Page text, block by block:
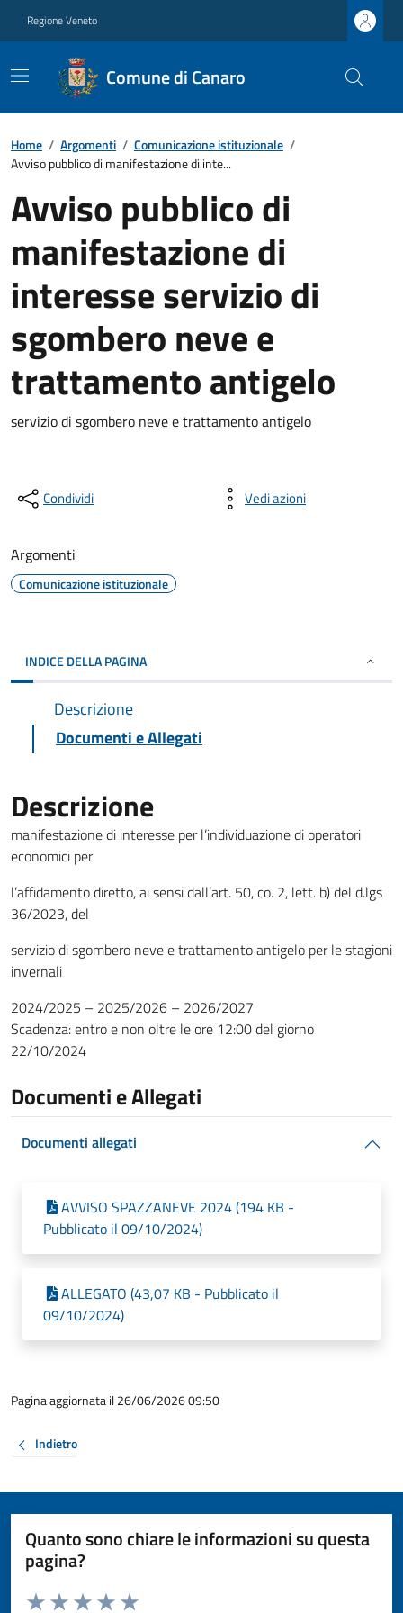
Regione Veneto
Comune di Canaro
Home / Argomenti / Comunicazione istituzionale /
Avviso pubblico di manifestazione di inte...
Avviso pubblico di
manifestazione di
interesse servizio di
sgombero neve e
trattamento antigelo
servizio di sgombero neve e trattamento antigelo
Condividi Vedi azioni
Argomenti
Comunicazione istituzionale
INDICE DELLA PAGINA
Descrizione
Documenti e Allegati
Descrizione
manifestazione di interesse per l’individuazione di operatori
economici per
l’affidamento diretto, ai sensi dall’art. 50, co. 2, lett. b) del d.lgs
36/2023, del
servizio di sgombero neve e trattamento antigelo per le stagioni
invernali
2024/2025 – 2025/2026 – 2026/2027
Scadenza: entro e non oltre le ore 12:00 del giorno
22/10/2024
Documenti e Allegati
Documenti allegati
AVVISO SPAZZANEVE 2024 (194 KB -
Pubblicato il 09/10/2024)
ALLEGATO (43,07 KB - Pubblicato il
09/10/2024)
Pagina aggiornata il 26/06/2026 09:50
Indietro
Quanto sono chiare le informazioni su questa
pagina?
Valuta da 1 a 5 stelle la pagina